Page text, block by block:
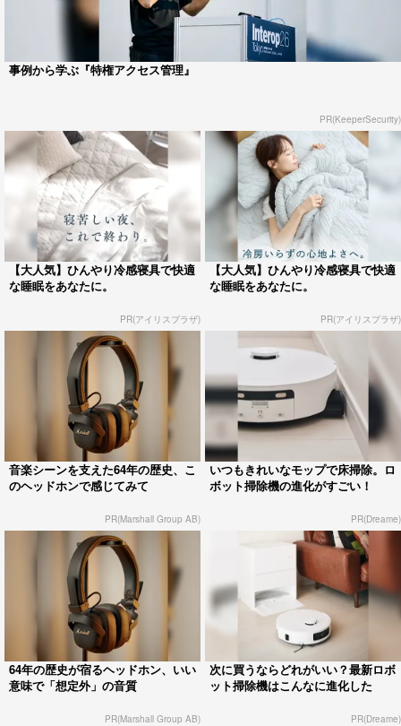
事例から学ぶ『特権アクセス管理』
PR(KeeperSecurity)
【大人気】ひんやり冷感寝具で快適
な睡眠をあなたに。
PR(アイリスプラザ)
【大人気】ひんやり冷感寝具で快適
な睡眠をあなたに。
PR(アイリスプラザ)
音楽シーンを支えた64年の歴史、こ
のヘッドホンで感じてみて
PR(Marshall Group AB)
いつもきれいなモップで床掃除。ロ
ボット掃除機の進化がすごい！
PR(Dreame)
64年の歴史が宿るヘッドホン、いい
意味で「想定外」の音質
PR(Marshall Group AB)
次に買うならどれがいい？最新ロボ
ット掃除機はこんなに進化した
PR(Dreame)